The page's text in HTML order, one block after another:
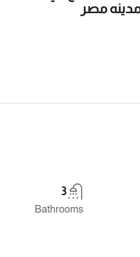
مصر
3
Bathrooms